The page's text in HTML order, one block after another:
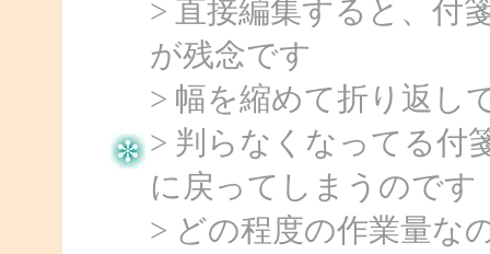
> 直接編集すると、付
が残念です
> 幅を縮めて折り返
> 判らなくなってる
に戻ってしまうのです
> どの程度の作業量な